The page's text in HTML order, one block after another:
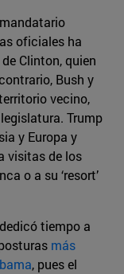
oficiales ha
Clinton, quien
Bush y
vecino,
Trump
y Europa y
visitas de los
o a su ‘resort’
tiempo a
más
, pues el